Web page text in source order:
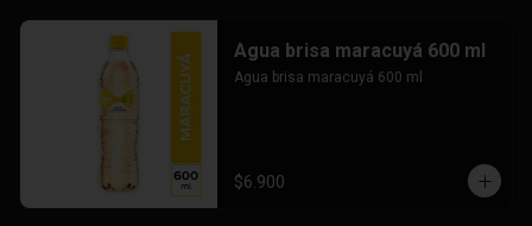
Agua brisa maracuyá 600 ml
Agua brisa maracuyá 600 ml
$6.900